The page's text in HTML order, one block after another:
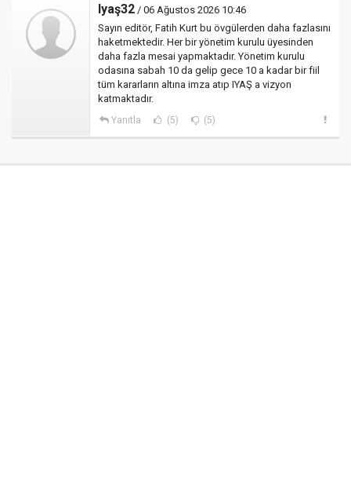
Iyaş32 / 06 Ağustos 2026 10:46
Sayın editör, Fatih Kurt bu övgülerden daha fazlasını
haketmektedir. Her bir yönetim kurulu üyesinden
daha fazla mesai yapmaktadır. Yönetim kurulu
odasına sabah 10 da gelip gece 10 a kadar bir fiil
tüm kararların altına imza atıp IYAŞ a vizyon
katmaktadır.
Yanıtla (5) (5)